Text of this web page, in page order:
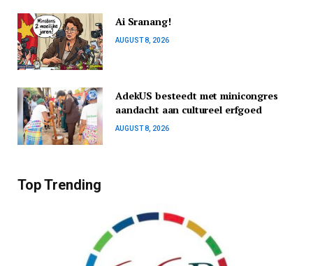
Ai Sranang!
AUGUST 8, 2026
AdekUS besteedt met minicongres
aandacht aan cultureel erfgoed
AUGUST 8, 2026
Top Trending